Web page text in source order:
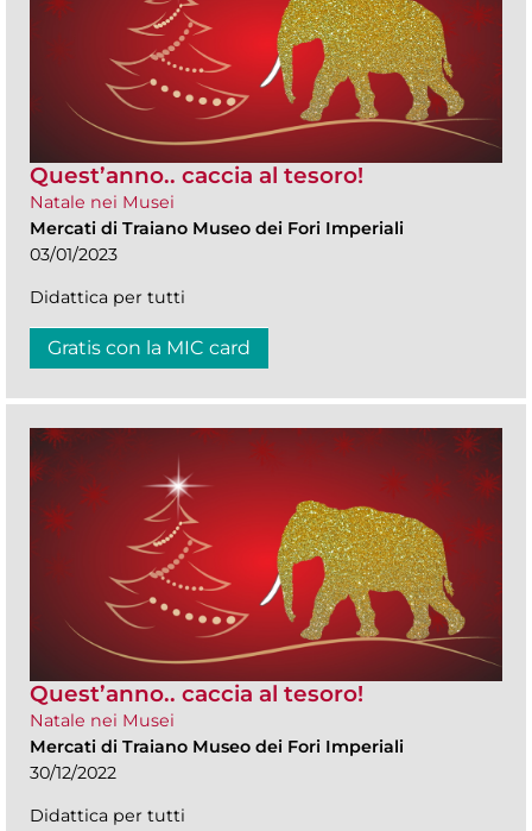
Quest’anno.. caccia al tesoro!
Natale nei Musei
Mercati di Traiano Museo dei Fori Imperiali
03/01/2023
Didattica per tutti
Gratis con la MIC card
Quest’anno.. caccia al tesoro!
Natale nei Musei
Mercati di Traiano Museo dei Fori Imperiali
30/12/2022
Didattica per tutti